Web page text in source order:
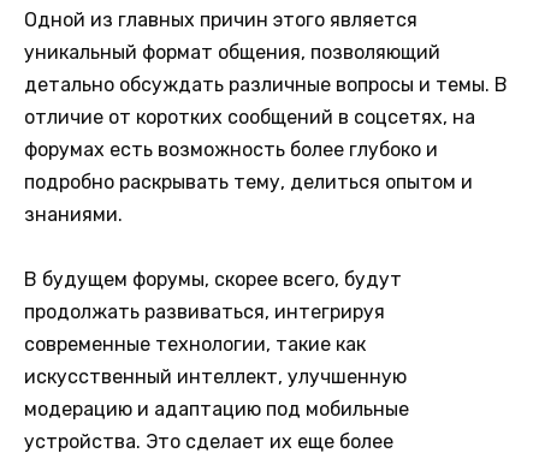
Одной из главных причин этого является
уникальный формат общения, позволяющий
детально обсуждать различные вопросы и темы. В
отличие от коротких сообщений в соцсетях, на
форумах есть возможность более глубоко и
подробно раскрывать тему, делиться опытом и
знаниями.
В будущем форумы, скорее всего, будут
продолжать развиваться, интегрируя
современные технологии, такие как
искусственный интеллект, улучшенную
модерацию и адаптацию под мобильные
устройства. Это сделает их еще более